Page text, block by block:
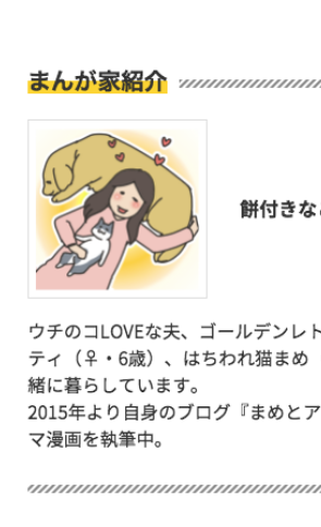
pecodogs
いぬ部をフォロー
アプリをダウンロー